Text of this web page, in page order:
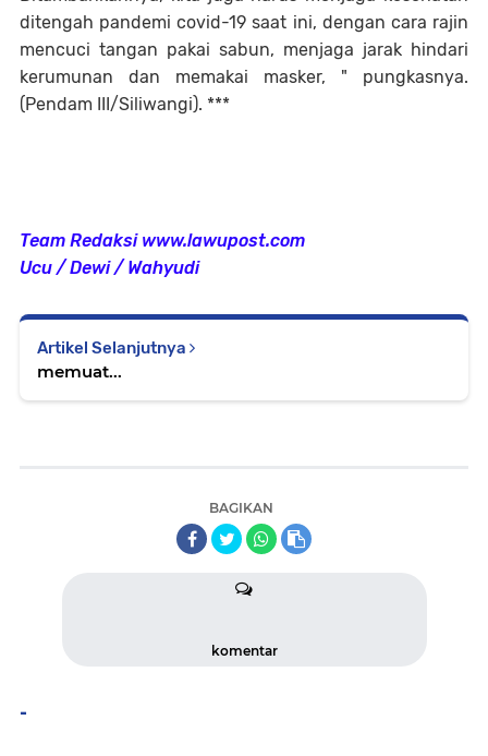
ditengah pandemi covid-19 saat ini, dengan cara rajin
mencuci tangan pakai sabun, menjaga jarak hindari
kerumunan dan memakai masker, " pungkasnya.
(Pendam III/Siliwangi). ***
Team Redaksi www.lawupost.com
Ucu / Dewi / Wahyudi
Artikel Selanjutnya
memuat...
BAGIKAN
komentar
-